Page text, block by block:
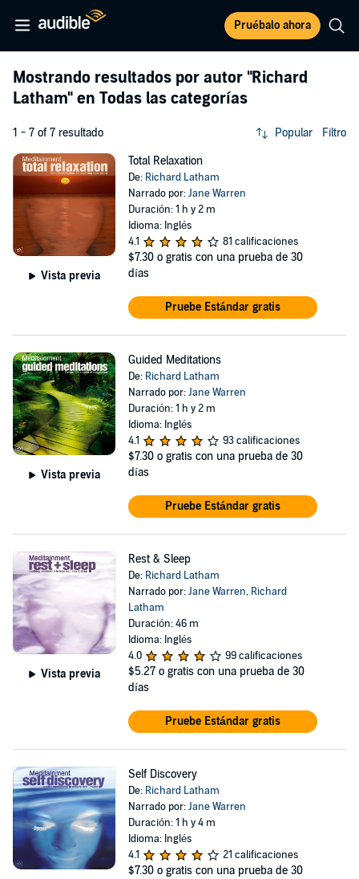
Pruébalo ahora
Mostrando resultados por autor "Richard
Latham" en Todas las categorías
1 - 7 of 7 resultado Popular Filtro
Vista previa
Total Relaxation
De: Richard Latham
Narrado por:Jane Warren
Duración: 1 h y 2 m
Idioma: Inglés
4.1
81 calificaciones
$7.30 o gratis con una prueba de 30
días
Pruebe Estándar gratis
Vista previa
Guided Meditations
De: Richard Latham
Narrado por:Jane Warren
Duración: 1 h y 2 m
Idioma: Inglés
4.1
93 calificaciones
$7.30 o gratis con una prueba de 30
días
Pruebe Estándar gratis
Vista previa
Rest & Sleep
De: Richard Latham
Narrado por:Jane Warren, Richard
Latham
Duración: 46 m
Idioma: Inglés
4.0
99 calificaciones
$5.27 o gratis con una prueba de 30
días
Pruebe Estándar gratis
Self Discovery
De: Richard Latham
Narrado por:Jane Warren
Duración: 1 h y 4 m
Idioma: Inglés
4.1
21 calificaciones
$7.30 o gratis con una prueba de 30